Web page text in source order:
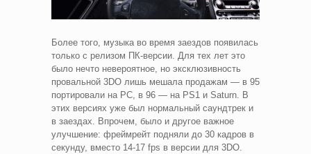
Более того, музыка во время заездов появилась
только с релизом ПК-версии. Для тех лет это
было нечто невероятное, но эксклюзивность
провальной 3DO лишь мешала продажам — в 95
портировали на PC, в 96 — на PS1 и Saturn. В
этих версиях уже был нормальный саундтрек и
в заездах. Впрочем, было и другое важное
улучшение: фреймрейт подняли до 30 кадров в
секунду, вместо 14-17 fps в версии для 3DO.